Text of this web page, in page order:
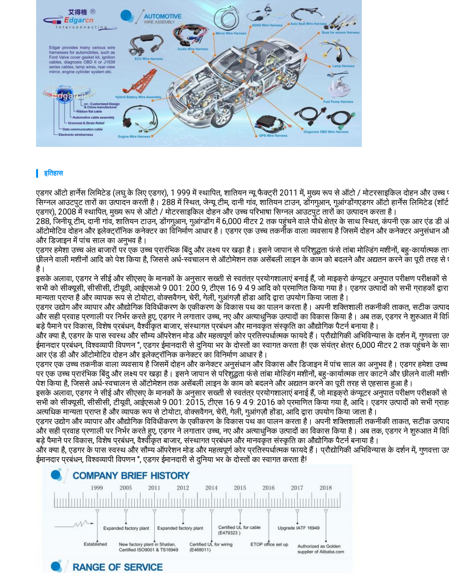
इतिहास
एडगर ऑटो हार्नेस लिमिटेड (लघु के लिए एडगर), 1 999 में स्थापित, शातियन न्यू फैक्ट्री 2011 में, मुख्य रूप से ऑटो / मोटरसाइकिल दोहन और उच्च
सिग्नल आउटपुट तारों का उत्पादन करती है। 288 में स्थित, जेन्यू टीम, दानी गांव, शातियन टाउन, डोंगगुआन, गुआंग्डोंगएडगर ऑटो हार्नेस लिमिटेड
एडगर), 2008 में स्थापित, मुख्य रूप से ऑटो / मोटरसाइकिल दोहन और उच्च परिभाषा सिग्नल आउटपुट तारों का उत्पादन करता है।
288, जिनीयू टीम, दानी गांव, शातियन टाउन, डोंगगुआन, गुआंग्डोंग में 6,000 मीटर 2 तक पहुंचने वाले पौधे क्षेत्र के साथ स्थित, कंपनी एक आर एंड डी
ऑटोमोटिव दोहन और इलेक्ट्रॉनिक कनेक्टर का विनिर्माण आधार है। एडगर एक उच्च तकनीक वाला व्यवसाय है जिसमें दोहन और कनेक्टर अनुसंधान
और डिजाइन में पांच साल का अनुभव है।
एडगर हमेशा उच्च अंत बाजारों पर एक उच्च प्रारंभिक बिंदु और लक्ष्य पर खड़ा है। इसने जापान से परिशुद्धता फंसे तांबा मोल्डिंग मशीनों, बहु-कार्यात्मक
छीलने वाली मशीनों आदि को पेश किया है, जिससे अर्ध-स्वचालन से ऑटोमेशन तक असेंबली लाइन के काम को बदलने और अद्यतन करने का पूरी तरह
है।
इसके अलावा, एडगर ने सीई और सीएसए के मानकों के अनुसार सख्ती से स्वतंत्र प्रयोगशालाएं बनाई हैं, जो माइक्रो कंप्यूटर अनुपात परीक्षण परीक्षकों
सभी को सीक्यूसी, सीसीसी, टीयूवी, आईएसओ 9 001: 200 9, टीएस 16 9 4 9 आदि को प्रमाणित किया गया है। एडगर उत्पादों को सभी ग्राहकों
मान्यता प्राप्त है और व्यापक रूप से टोयोटा, वोक्सवैगन, चेरी, गेली, गुआंगज़ौ होंडा आदि द्वारा उपयोग किया जाता है।
एडगर उद्योग और व्यापार और औद्योगिक विविधीकरण के एकीकरण के विकास पथ का पालन करता है। अपनी शक्तिशाली तकनीकी ताकत, सटीक
और सही प्रवाह प्रणाली पर निर्भर करते हुए, एडगर ने लगातार उच्च, नए और अत्याधुनिक उत्पादों का विकास किया है। अब तक, एडगर ने शुरुआत में
बड़े पैमाने पर विकास, विशेष प्रबंधन, वैश्वीकृत बाजार, संस्थागत प्रबंधन और मानवकृत संस्कृति का औद्योगिक पैटर्न बनाया है।
और क्या है, एडगर के पास स्वस्थ और सौम्य ऑपरेशन मोड और महत्वपूर्ण कोर प्रतिस्पर्धात्मक फायदे हैं। प्रौद्योगिकी अभिविन्यास के दर्शन में, गुणवत्ता
ईमानदार प्रबंधन, विश्वव्यापी विपणन ", एडगर ईमानदारी से दुनिया भर के दोस्तों का स्वागत करता है! एक संयंत्र क्षेत्र 6,000 मीटर 2 तक पहुंचने के
आर एंड डी और ऑटोमोटिव दोहन और इलेक्ट्रॉनिक कनेक्टर का विनिर्माण आधार है।
एडगर एक उच्च तकनीक वाला व्यवसाय है जिसमें दोहन और कनेक्टर अनुसंधान और विकास और डिजाइन में पांच साल का अनुभव है। एडगर हमेशा उच्च
पर एक उच्च प्रारंभिक बिंदु और लक्ष्य पर खड़ा है। इसने जापान से परिशुद्धता फंसे तांबा मोल्डिंग मशीनों, बहु-कार्यात्मक तार काटने और छीलने वाली
पेश किया है, जिससे अर्ध-स्वचालन से ऑटोमेशन तक असेंबली लाइन के काम को बदलने और अद्यतन करने का पूरी तरह से एहसास हुआ है।
इसके अलावा, एडगर ने सीई और सीएसए के मानकों के अनुसार सख्ती से स्वतंत्र प्रयोगशालाएं बनाई हैं, जो माइक्रो कंप्यूटर अनुपात परीक्षण परीक्षकों
सभी को सीक्यूसी, सीसीसी, टीयूवी, आईएसओ 9 001: 2015, टीएस 16 9 4 9: 2016 को प्रमाणित किया गया है, आदि। एडगर उत्पादों को सभी
अत्यधिक मान्यता प्राप्त है और व्यापक रूप से टोयोटा, वोक्सवैगन, चेरी, गेली, गुआंगज़ौ होंडा, आदि द्वारा उपयोग किया जाता है।
एडगर उद्योग और व्यापार और औद्योगिक विविधीकरण के एकीकरण के विकास पथ का पालन करता है। अपनी शक्तिशाली तकनीकी ताकत, सटीक
और सही प्रवाह प्रणाली पर निर्भर करते हुए, एडगर ने लगातार उच्च, नए और अत्याधुनिक उत्पादों का विकास किया है। अब तक, एडगर ने शुरुआत में
बड़े पैमाने पर विकास, विशेष प्रबंधन, वैश्वीकृत बाजार, संस्थागत प्रबंधन और मानवकृत संस्कृति का औद्योगिक पैटर्न बनाया है।
और क्या है, एडगर के पास स्वस्थ और सौम्य ऑपरेशन मोड और महत्वपूर्ण कोर प्रतिस्पर्धात्मक फायदे हैं। प्रौद्योगिकी अभिविन्यास के दर्शन में, गुणवत्ता
ईमानदार प्रबंधन, विश्वव्यापी विपणन ", एडगर ईमानदारी से दुनिया भर के दोस्तों का स्वागत करता है!